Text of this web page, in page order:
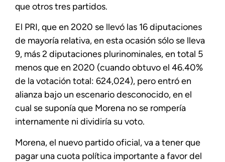
que otros tres partidos.
El PRI, que en 2020 se llevó las 16 diputaciones
de mayoría relativa, en esta ocasión sólo se lleva
9, más 2 diputaciones plurinominales, en total 5
menos que en 2020 (cuando obtuvo el 46.40%
de la votación total: 624,024), pero entró en
alianza bajo un escenario desconocido, en el
cual se suponía que Morena no se rompería
internamente ni dividiría su voto.
Morena, el nuevo partido oficial, va a tener que
pagar una cuota política importante a favor del